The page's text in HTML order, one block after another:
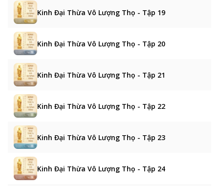
Kinh Đại Thừa Vô Lượng Thọ - Tập 19
Kinh Đại Thừa Vô Lượng Thọ - Tập 20
Kinh Đại Thừa Vô Lượng Thọ - Tập 21
Kinh Đại Thừa Vô Lượng Thọ - Tập 22
Kinh Đại Thừa Vô Lượng Thọ - Tập 23
Kinh Đại Thừa Vô Lượng Thọ - Tập 24